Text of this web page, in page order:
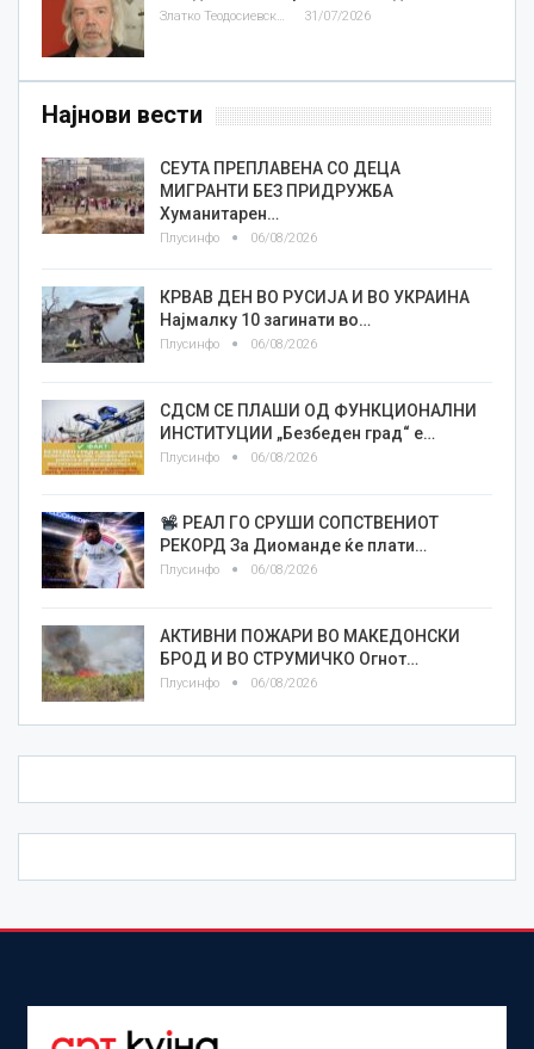
Златко Теодосиевски 31/07/2026
Најнови вести
СЕУТА ПРЕПЛАВЕНА СО ДЕЦА
МИГРАНТИ БЕЗ ПРИДРУЖБА
Хуманитарен…
Плусинфо 06/08/2026
КРВАВ ДЕН ВО РУСИЈА И ВО УКРАИНА
Најмалку 10 загинати во…
Плусинфо 06/08/2026
СДСМ СЕ ПЛАШИ ОД ФУНКЦИОНАЛНИ
ИНСТИТУЦИИ „Безбеден град“ е…
Плусинфо 06/08/2026
РЕАЛ ГО СРУШИ СОПСТВЕНИОТ
РЕКОРД За Диоманде ќе плати…
Плусинфо 06/08/2026
АКТИВНИ ПОЖАРИ ВО МАКЕДОНСКИ
БРОД И ВО СТРУМИЧКО Огнот…
Плусинфо 06/08/2026